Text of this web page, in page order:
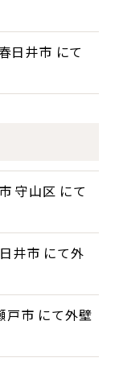
日井市 にて
守山区 にて
井市 にて外
市 にて外壁